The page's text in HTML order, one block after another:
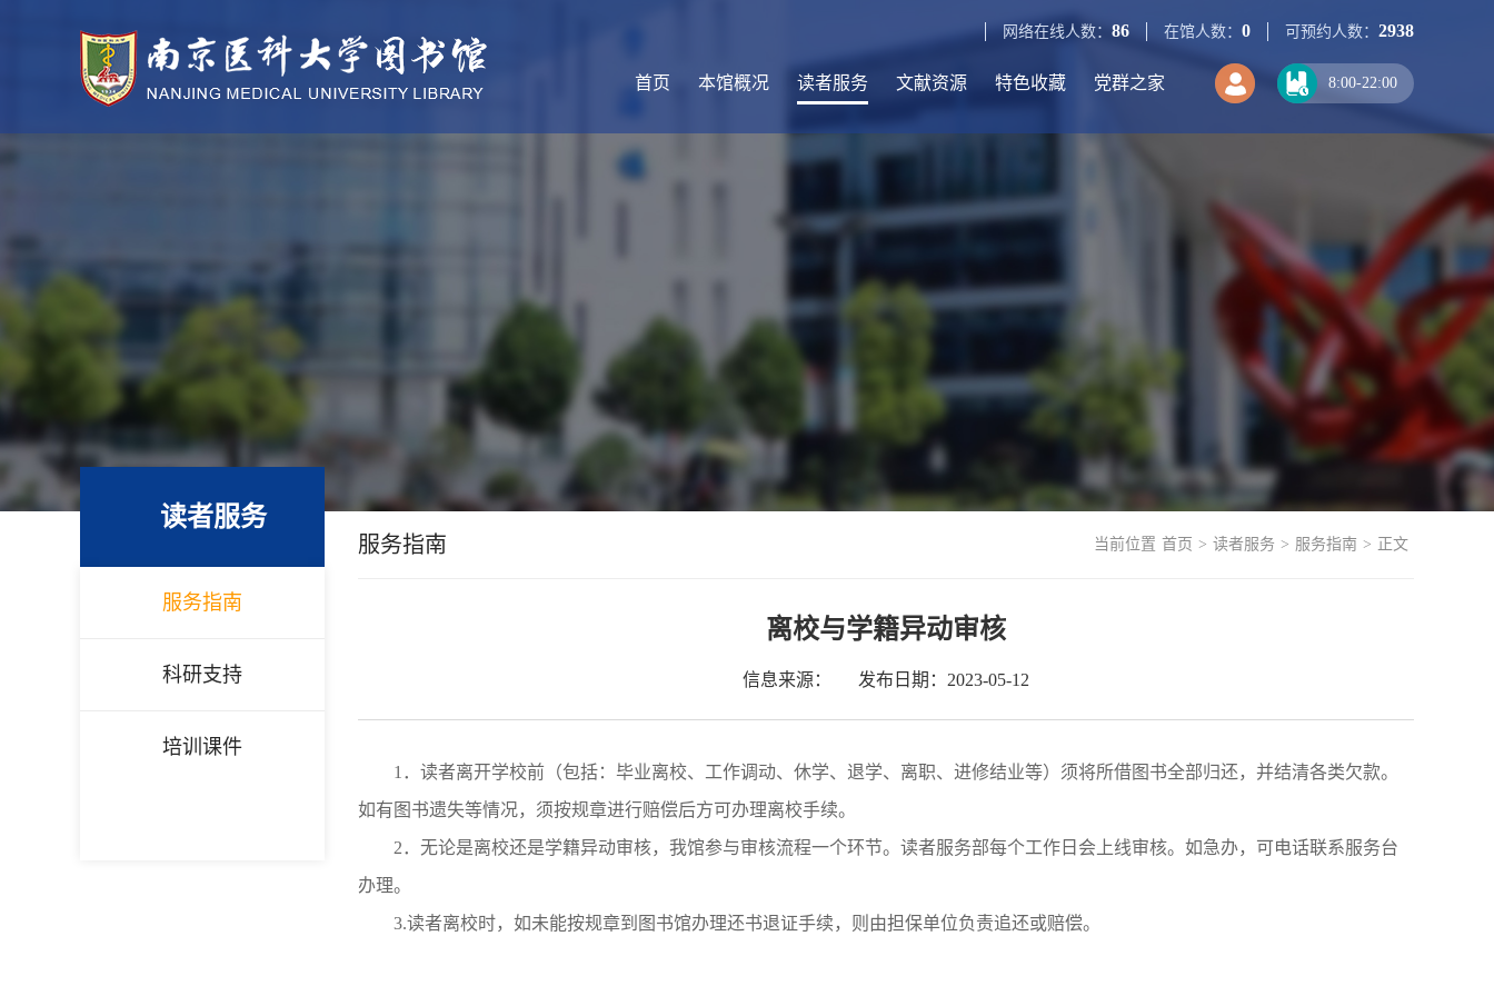
网络在线人数： 86 在馆人数： 0 可预约人数： 2938
首页 本馆概况 读者服务 文献资源 特色收藏 党群之家 8:00-22:00
读者服务
服务指南
科研支持
培训课件
服务指南 当前位置 首页 > 读者服务 > 服务指南 > 正文
离校与学籍异动审核
信息来源： 发布日期：2023-05-12
1．读者离开学校前（包括：毕业离校、工作调动、休学、退学、离职、进修结业等）须将所借图书全部归还，并结清各类欠款。
如有图书遗失等情况，须按规章进行赔偿后方可办理离校手续。
2．无论是离校还是学籍异动审核，我馆参与审核流程一个环节。读者服务部每个工作日会上线审核。如急办，可电话联系服务台
办理。
3.读者离校时，如未能按规章到图书馆办理还书退证手续，则由担保单位负责追还或赔偿。